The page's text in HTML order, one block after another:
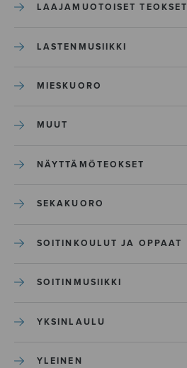
LAAJAMUOTOISET TEOKSET
LASTENMUSIIKKI
MIESKUORO
MUUT
NÄYTTÄMÖTEOKSET
SEKAKUORO
SOITINKOULUT JA OPPAAT
SOITINMUSIIKKI
YKSINLAULU
YLEINEN